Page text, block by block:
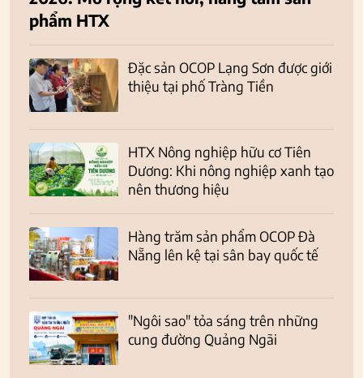
phẩm HTX
Đặc sản OCOP Lạng Sơn được giới
thiệu tại phố Tràng Tiền
HTX Nông nghiệp hữu cơ Tiên
Dương: Khi nông nghiệp xanh tạo
nên thương hiệu
Hàng trăm sản phẩm OCOP Đà
Nẵng lên kệ tại sân bay quốc tế
"Ngôi sao" tỏa sáng trên những
cung đường Quảng Ngãi